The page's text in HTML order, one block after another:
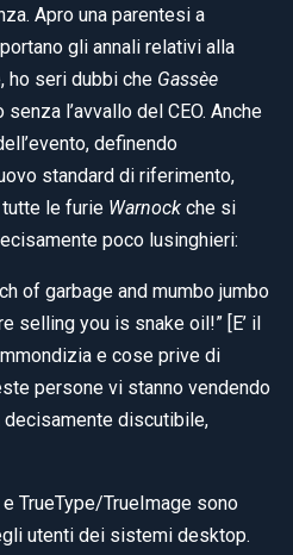
Apro una parentesi a
gli annali relativi alla
ho seri dubbi che Gassèe
l’avvallo del CEO. Anche
definendo
standard di riferimento,
tutte le furie Warnock che si
poco lusinghieri:
of garbage and mumbo jumbo
selling you is snake oil!” [E’ il
e cose prive di
persone vi stanno vendendo
discutibile,
TrueType/TrueImage sono
utenti dei sistemi desktop.